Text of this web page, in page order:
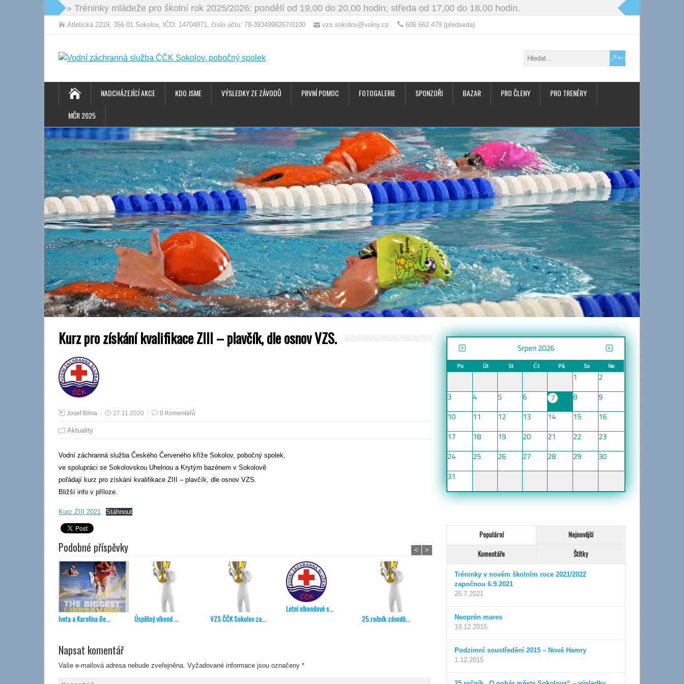
» Tréninky mládeže pro školní rok 2025/2026: pondělí od 19,00 do 20,00 hodin; středa od 17,00 do 18,00 hodin.
Atletická 2219, 356 01 Sokolov, IČO: 14704871, číslo účtu: 78-3934990267/0100 vzs.sokolov@volny.cz 606 662 479 (předseda)
NADCHÁZEJÍCÍ AKCE KDO JSME VÝSLEDKY ZE ZÁVODŮ PRVNÍ POMOC FOTOGALERIE SPONZOŘI BAZAR PRO ČLENY PRO TRENÉRY
MČR 2025
Kurz pro získání kvalifikace ZIII – plavčík, dle osnov VZS.
Josef Bíma 27.11.2020 0 Komentářů
Aktuality
Vodní záchranná služba Českého Červeného kříže Sokolov, pobočný spolek,
ve spolupráci se Sokolovskou Uhelnou a Krytým bazénem v Sokolově
pořádají kurz pro získání kvalifikace ZIII – plavčík, dle osnov VZS.
Bližší info v příloze.
Kurz ZIII 2021 Stáhnout
Podobné příspěvky
Iveta a Karolína Be... Úspěšný víkend ... VZS ČČK Sokolov za...
Letní víkendové s...
25.ročník závodů...
< >
Napsat komentář
Vaše e-mailová adresa nebude zveřejněna. Vyžadované informace jsou označeny *
Srpen 2026
Po Út St Čt Pá So Ne
1
2
3
4 5 6 7 8
9
10
11 12 13 14 15
16
17
18 19 20 21 22
23
24
25 26 27 28 29
30
31
Populární
Nejnovější
Komentáře
Štítky
Tréninky v novém školním roce 2021/2022
započnou 6.9.2021
25.7.2021
Neoprén mares
19.12.2015
Podzimní soustředění 2015 – Nové Hamry
1.12.2015